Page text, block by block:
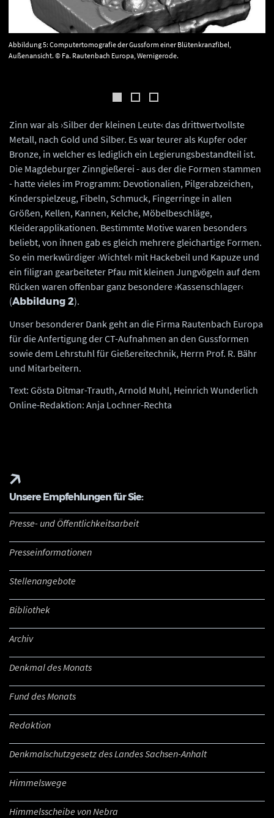
Abbildung 5: Computertomografie der Gussform einer Blütenkranzfibel,
Außenansicht. © Fa. Rautenbach Europa, Wernigerode.
Zinn war als ›Silber der kleinen Leute‹ das drittwertvollste
Metall, nach Gold und Silber. Es war teurer als Kupfer oder
Bronze, in welcher es lediglich ein Legierungsbestandteil ist.
Die Magdeburger Zinngießerei - aus der die Formen stammen
- hatte vieles im Programm: Devotionalien, Pilgerabzeichen,
Kinderspielzeug, Fibeln, Schmuck, Fingerringe in allen
Größen, Kellen, Kannen, Kelche, Möbelbeschläge,
Kleiderapplikationen. Bestimmte Motive waren besonders
beliebt, von ihnen gab es gleich mehrere gleichartige Formen.
So ein merkwürdiger ›Wichtel‹ mit Hackebeil und Kapuze und
ein filigran gearbeiteter Pfau mit kleinen Jungvögeln auf dem
Rücken waren offenbar ganz besondere ›Kassenschlager‹
(Abbildung 2).
Unser besonderer Dank geht an die Firma Rautenbach Europa
für die Anfertigung der CT-Aufnahmen an den Gussformen
sowie dem Lehrstuhl für Gießereitechnik, Herrn Prof. R. Bähr
und Mitarbeitern.
Text: Gösta Ditmar-Trauth, Arnold Muhl, Heinrich Wunderlich
Online-Redaktion: Anja Lochner-Rechta
Unsere Empfehlungen für Sie:
Presse- und Öffentlichkeitsarbeit
Presseinformationen
Stellenangebote
Bibliothek
Archiv
Denkmal des Monats
Fund des Monats
Redaktion
Denkmalschutzgesetz des Landes Sachsen-Anhalt
Himmelswege
Himmelsscheibe von Nebra